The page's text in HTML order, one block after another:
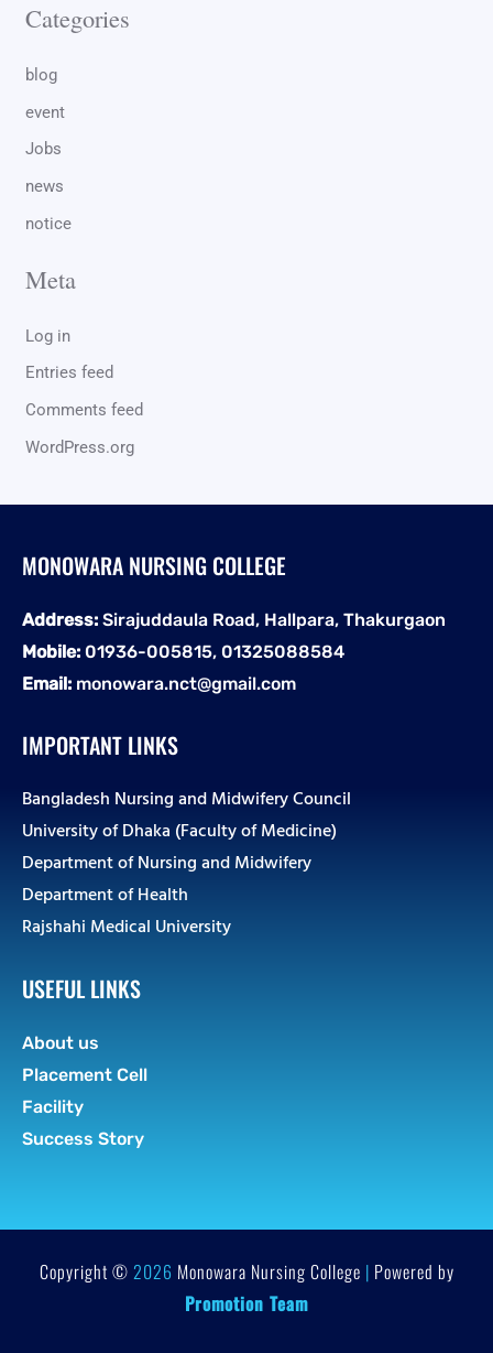
Categories
blog
event
Jobs
news
notice
Meta
Log in
Entries feed
Comments feed
WordPress.org
MONOWARA NURSING COLLEGE
Address: Sirajuddaula Road, Hallpara, Thakurgaon
Mobile: 01936-005815, 01325088584
Email: monowara.nct@gmail.com
IMPORTANT LINKS
Bangladesh Nursing and Midwifery Council
University of Dhaka (Faculty of Medicine)
Department of Nursing and Midwifery
Department of Health
Rajshahi Medical University
USEFUL LINKS
About us
Placement Cell
Facility
Success Story
Copyright © 2026 Monowara Nursing College | Powered by
Promotion Team